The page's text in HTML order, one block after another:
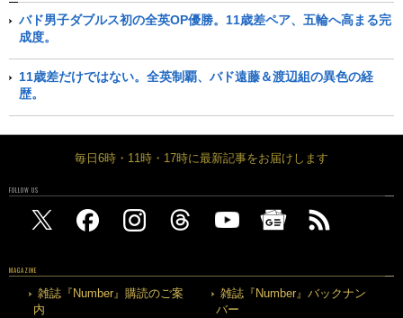
バド男子ダブルス初の全英OP優勝。11歳差ペア、五輪へ高まる完
成度。
11歳差だけではない。全英制覇、バド遠藤＆渡辺組の異色の経
歴。
毎日6時・11時・17時に最新記事をお届けします
FOLLOW US
MAGAZINE
雑誌『Number』購読のご案
内
雑誌『Number』バックナン
バー